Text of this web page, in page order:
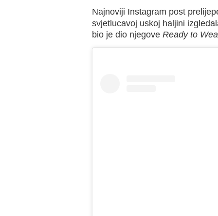
Najnoviji Instagram post
svjetlucavoj uskoj haljini
bio je dio njegove Ready to